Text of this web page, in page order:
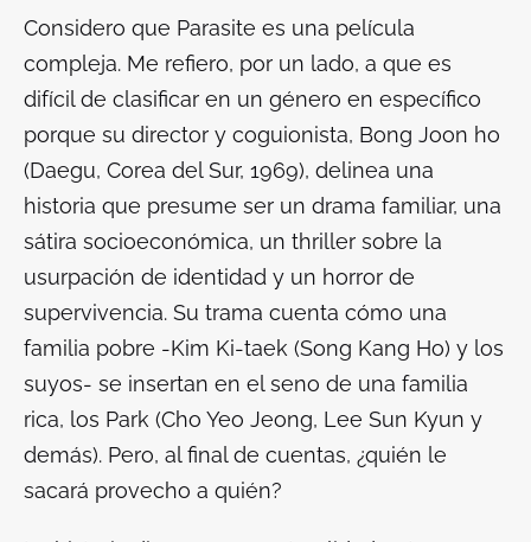
Considero que Parasite es una película
compleja. Me refiero, por un lado, a que es
difícil de clasificar en un género en específico
porque su director y coguionista, Bong Joon ho
(Daegu, Corea del Sur, 1969), delinea una
historia que presume ser un drama familiar, una
sátira socioeconómica, un thriller sobre la
usurpación de identidad y un horror de
supervivencia. Su trama cuenta cómo una
familia pobre -Kim Ki-taek (Song Kang Ho) y los
suyos- se insertan en el seno de una familia
rica, los Park (Cho Yeo Jeong, Lee Sun Kyun y
demás). Pero, al final de cuentas, ¿quién le
sacará provecho a quién?